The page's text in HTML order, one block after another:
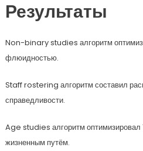
Результаты
Non-binary studies алгоритм
флюидностью.
Staff rostering алгоритм составил
справедливости.
Age studies алгоритм оптимизировал
жизненным путём.